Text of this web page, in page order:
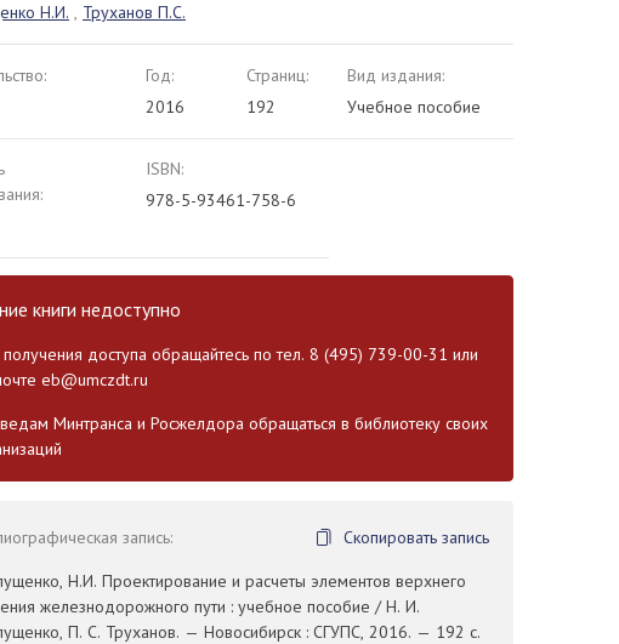
Н.И. , Труханов П.С.
Год:
2016
Страниц:
192
Вид издания:
Учебное пособие
ISBN:
978-5-93461-758-6
книги недоступно
доступа обращайтесь по тел. 8 (495) 739-00-31 или
eb@umczdt.ru
Минтранса и Росжелдора обращаться в библиотеку своих
запись:
Скопировать запись
Н.И. Проектирование и расчеты элементов верхнего
железнодорожного пути : учебное пособие / Н. И.
П. С. Труханов. — Новосибирск : СГУПС, 2016. — 192 с.